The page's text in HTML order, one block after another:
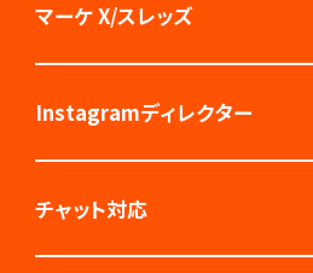
マーケ X/スレッズ
Instagramディレクター
チャット対応